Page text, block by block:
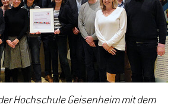
Hochschule Geisenheim mit dem